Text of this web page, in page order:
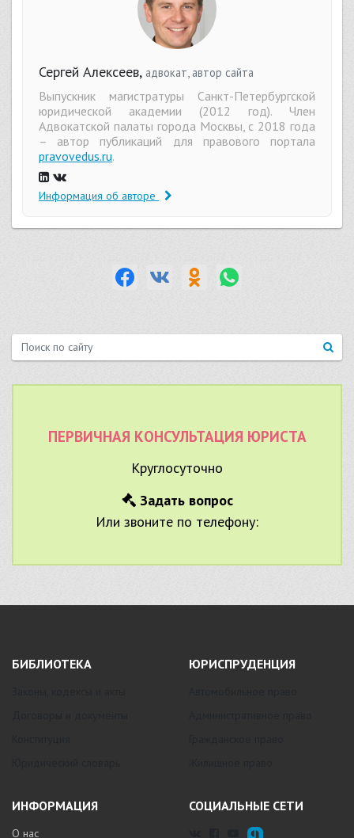
Сергей Алексеев, адвокат, автор сайта
Выпускник магистратуры Санкт-Петербургской
юридической академии (2012 год). Член
Адвокатской палаты города Москвы, с 2018 года
– автор публикаций для правового портала
pravovedus.ru.
Информация об авторе
ПЕРВИЧНАЯ КОНСУЛЬТАЦИЯ ЮРИСТА
Круглосуточно
Задать вопрос
Или звоните по телефону:
БИБЛИОТЕКА ЮРИСПРУДЕНЦИЯ
ИНФОРМАЦИЯ
О нас
СОЦИАЛЬНЫЕ СЕТИ